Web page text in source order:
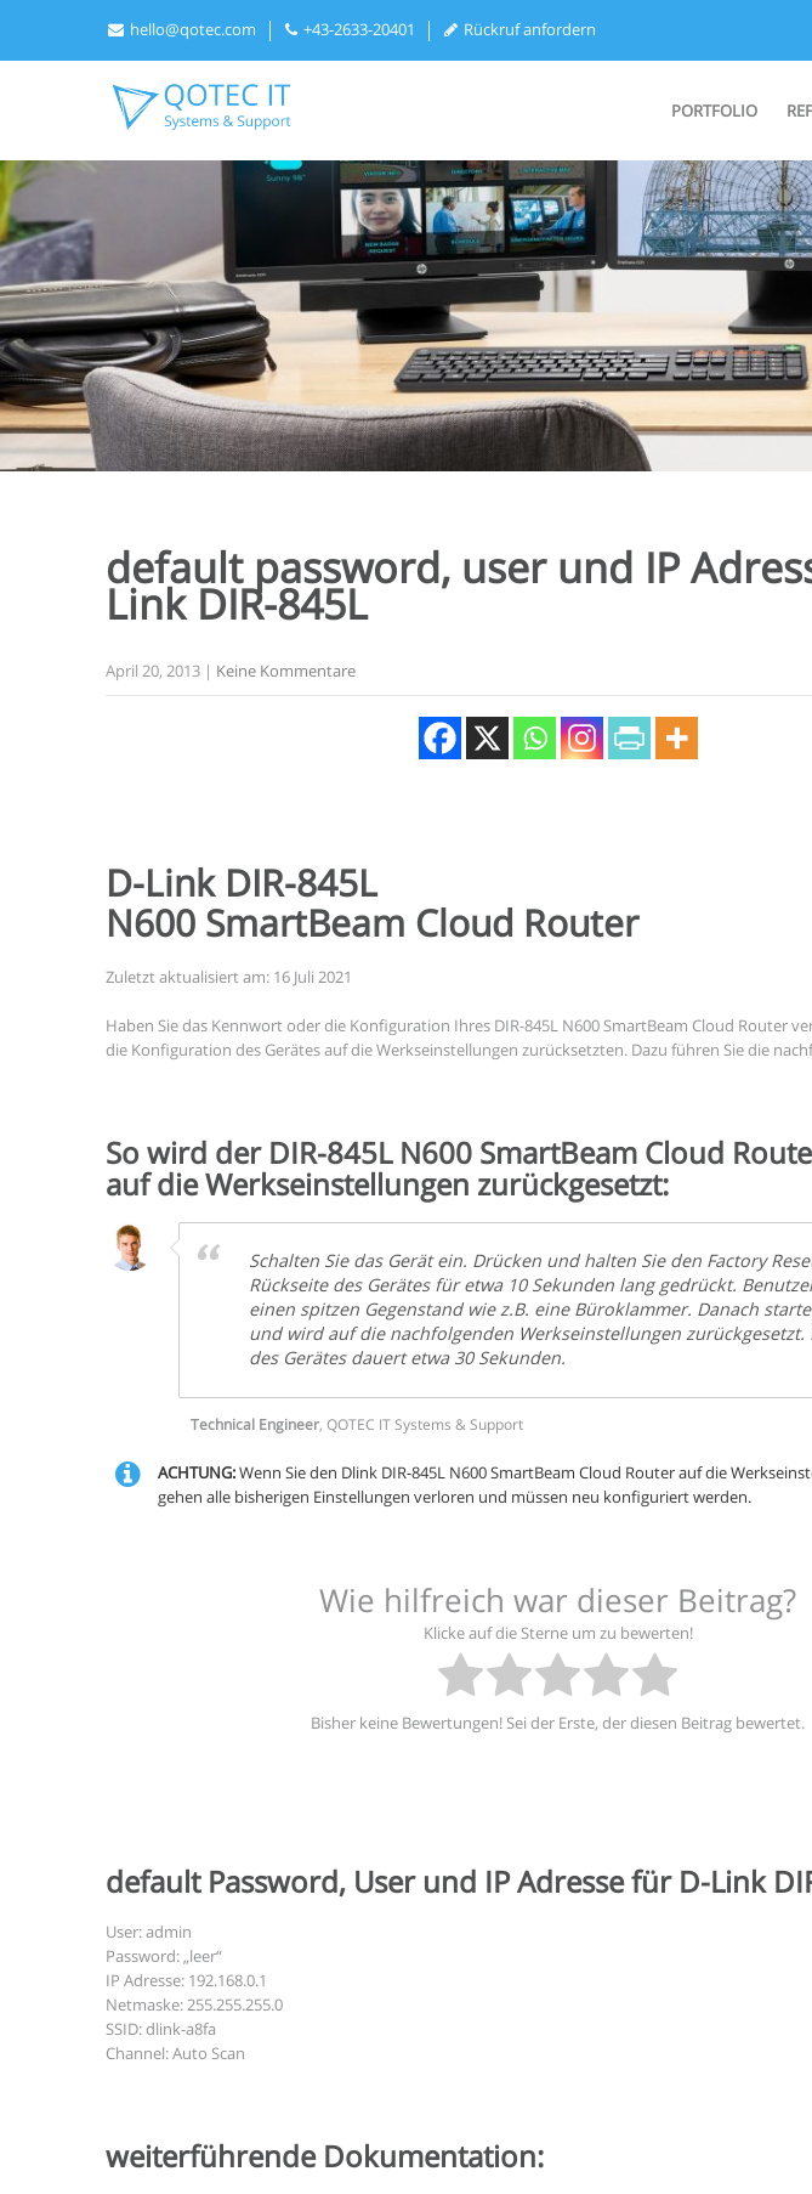
hello@qotec.com +43-2633-20401 Rückruf anfordern
PORTFOLIO
default password, user und IP
Link DIR-845L
April 20, 2013 | Keine Kommentare
D-Link DIR-845L
N600 SmartBeam Cloud Router
Zuletzt aktualisiert am: 16 Juli 2021
Haben Sie das Kennwort oder die Konfiguration Ihres DIR-845L N600 SmartBeam Cloud Router
die Konfiguration des Gerätes auf die Werkseinstellungen zurücksetzten. Dazu führen Sie die
So wird der DIR-845L N600 SmartBeam Cloud
auf die Werkseinstellungen zurückgesetzt:
Schalten Sie das Gerät ein. Drücken und halten Sie den Factory
Rückseite des Gerätes für etwa 10 Sekunden lang gedrückt.
einen spitzen Gegenstand wie z.B. eine Büroklammer. Danach
und wird auf die nachfolgenden Werkseinstellungen zurückgesetzt.
des Gerätes dauert etwa 30 Sekunden.
Technical Engineer, QOTEC IT Systems & Support
ACHTUNG:Wenn Sie den Dlink DIR-845L N600 SmartBeam Cloud Router auf die
gehen alle bisherigen Einstellungen verloren und müssen neu konfiguriert werden.
Wie hilfreich war dieser Beitrag?
Klicke auf die Sterne um zu bewerten!
Bisher keine Bewertungen! Sei der Erste, der diesen Beitrag bewertet.
default Password, User und IP Adresse für D-Link
User: admin
Password: „leer“
IP Adresse: 192.168.0.1
Netmaske: 255.255.255.0
SSID: dlink-a8fa
Channel: Auto Scan
weiterführende Dokumentation: